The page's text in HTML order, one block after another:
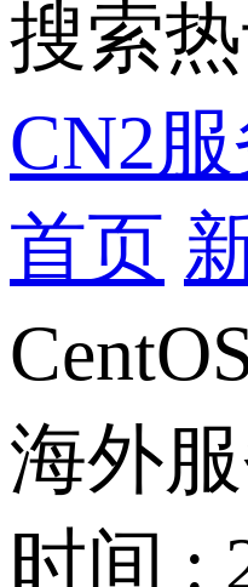
搜索热
CN2
首页
海外
时间 :